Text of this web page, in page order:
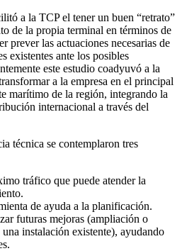
a la TCP el tener un buen “retrato”
de la propia terminal en términos de
prever las actuaciones necesarias de
existentes ante los posibles
este estudio coadyuvó a la
a la empresa en el principal
marítimo de la región, integrando la
internacional a través del
técnica se contemplaron tres
tráfico que puede atender la
de ayuda a la planificación.
futuras mejoras (ampliación o
instalación existente), ayudando